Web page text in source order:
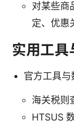
对某些商
定、优惠
实用工具
官方工具与
海关税则
HTSUS